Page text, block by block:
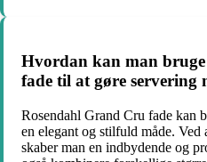
Hvordan kan man
fade til at gøre servering
Rosendahl Grand Cru fade kan
en elegant og stilfuld måde. Ved
skaber man en indbydende og